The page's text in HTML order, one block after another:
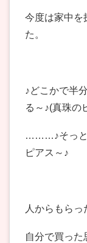
今度は家中を
た。
♪どこかで半
る～♪(真珠
………♪そっと
ピアス～♪
人からもらっ
自分で買った